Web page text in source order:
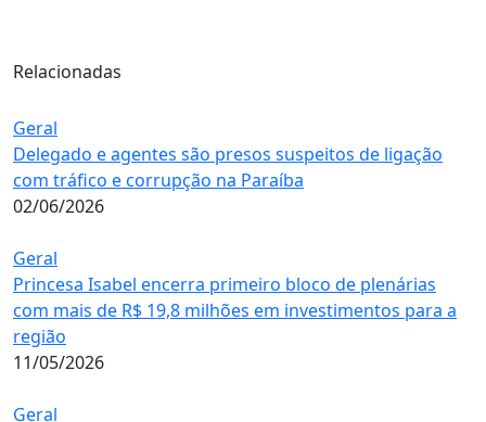
Relacionadas
Geral
Delegado e agentes são presos suspeitos de ligação
com tráfico e corrupção na Paraíba
02/06/2026
Geral
Princesa Isabel encerra primeiro bloco de plenárias
com mais de R$ 19,8 milhões em investimentos para a
região
11/05/2026
Geral